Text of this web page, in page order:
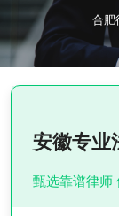
合肥
安徽专业
甄选靠谱律师